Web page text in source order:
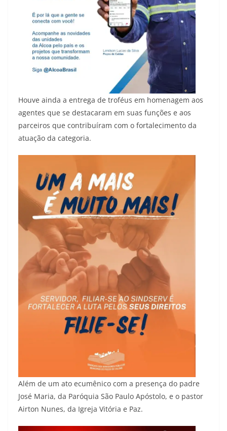
Houve ainda a entrega de troféus em homenagem aos
agentes que se destacaram em suas funções e aos
parceiros que contribuíram com o fortalecimento da
atuação da categoria.
Além de um ato ecumênico com a presença do padre
José Maria, da Paróquia São Paulo Apóstolo, e o pastor
Airton Nunes, da Igreja Vitória e Paz.